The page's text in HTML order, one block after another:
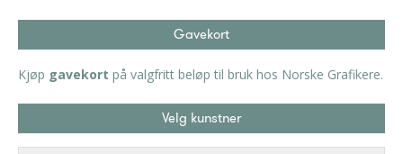
Gavekort
Kjøp gavekort på valgfritt beløp til bruk hos Norske Grafikere.
Velg kunstner